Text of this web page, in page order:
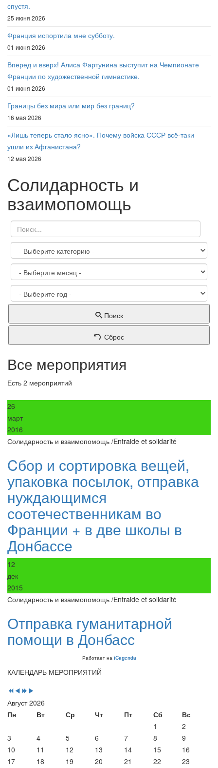
спустя.
25 июня 2026
Франция испортила мне субботу.
01 июня 2026
Вперед и вверх! Алиса Фартунина выступит на Чемпионате
Франции по художественной гимнастике.
01 июня 2026
Границы без мира или мир без границ?
16 мая 2026
«Лишь теперь стало ясно». Почему войска СССР всё-таки
ушли из Афганистана?
12 мая 2026
Солидарность и
взаимопомощь
Поиск
Сброс
Все мероприятия
Есть 2 мероприятий
26
март
2016
Солидарность и взаимопомощь /Entraide et solidarité
Cбор и сортировка вещей,
упаковка посылок, отправка
нуждающимся
соотечественникам во
Франции + в две школы в
Донбассе
12
дек
2015
Солидарность и взаимопомощь /Entraide et solidarité
Отправка гуманитарной
помощи в Донбасс
Работает на iCagenda
КАЛЕНДАРЬ МЕРОПРИЯТИЙ
Предыдущий
Предыдущий
Следующий
Следующий
Август 2026
Пн
Вт Ср Чт Пт Сб
Вс
1
2
3
4 5 6 7 8
9
10
11 12 13 14 15
16
17
18 19 20 21 22 23